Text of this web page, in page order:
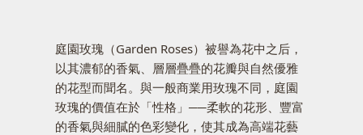
庭園玫瑰（Garden Roses）被譽為花中之后，
以其濃郁的香氣、層層疊疊的花瓣與自然優雅
的花型而聞名。與一般商業用玫瑰不同，庭園
玫瑰的價值在於「性格」──柔軟的花形、豐富
的香氣與細膩的色彩變化，使其成為高端花藝